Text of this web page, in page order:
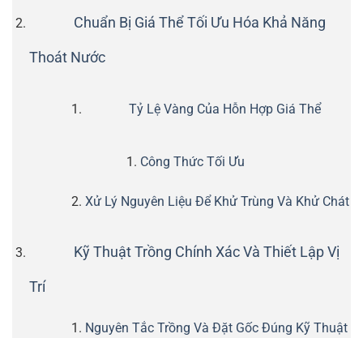
Chuẩn Bị Giá Thể Tối Ưu Hóa Khả Năng
Thoát Nước
Tỷ Lệ Vàng Của Hỗn Hợp Giá Thể
Công Thức Tối Ưu
Xử Lý Nguyên Liệu Để Khử Trùng Và Khử Chát
Kỹ Thuật Trồng Chính Xác Và Thiết Lập Vị
Trí
Nguyên Tắc Trồng Và Đặt Gốc Đúng Kỹ Thuật